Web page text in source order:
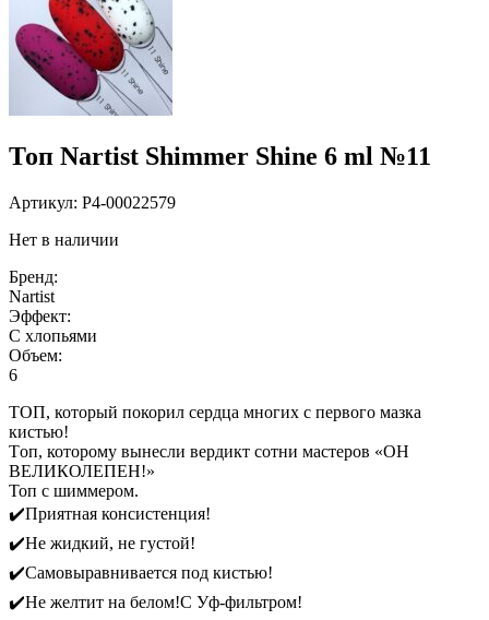
Топ Nartist Shimmer Shine 6 ml №11
Артикул: P4-00022579
Нет в наличии
Бренд:
Nartist
Эффект:
С хлопьями
Объем:
6
ТОП, который покорил сердца многих с первого мазка
кистью!
Tоп, которому вынесли вердикт сотни мастеров «ОН
ВЕЛИКОЛЕПЕН!»
Топ с шиммером.
✔️Приятная консистенция!
✔️Не жидкий, не густой!
✔️Самовыравнивается под кистью!
✔️Не желтит на белом!С Уф-фильтром!